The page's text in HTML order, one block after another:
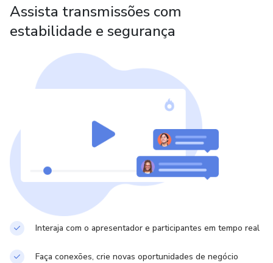
clinica, guia mulheres em mentorias individuais e no
atendimento no grupo Resgate sua Luz. Criadora dos
florais sistêmicos e do Método Comfort Mommy para
profissionais de saúde, tem alunas e pacientes ao redor do
Seu trabalho visa trazer leveza para a vida das mulheres,
proporcionando um direcionamento que as apoie em sua
jornada de maternidade.
Assista transmissões com
estabilidade e segurança
Interaja com o apresentador e participantes em tempo real
Faça conexões, crie novas oportunidades de negócio